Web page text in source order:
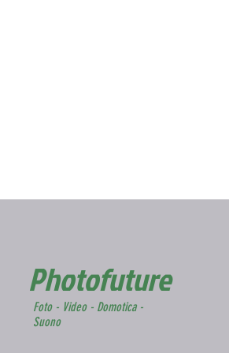
Photofuture
Foto - Video - Domotica -
Suono